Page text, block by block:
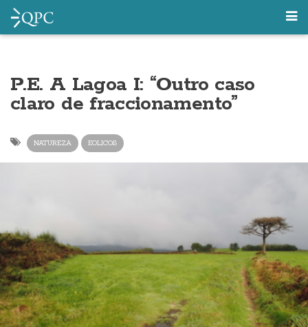
P.E. A Lagoa I: “Outro caso
claro de fraccionamento”
NATUREZA EOLICOS